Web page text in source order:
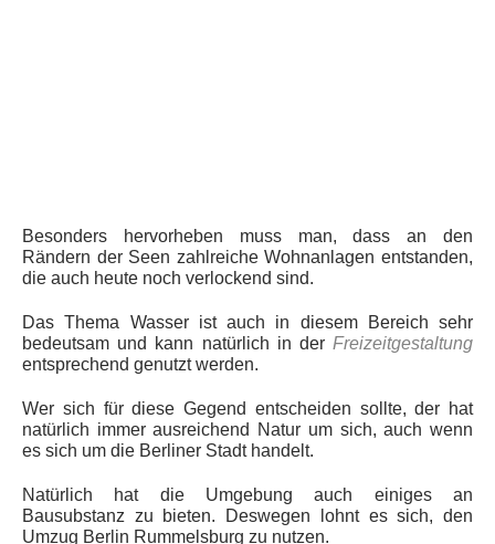
Besonders hervorheben muss man, dass an den
Rändern der Seen zahlreiche Wohnanlagen entstanden,
die auch heute noch verlockend sind.
Das Thema Wasser ist auch in diesem Bereich sehr
bedeutsam und kann natürlich in der Freizeitgestaltung
entsprechend genutzt werden.
Wer sich für diese Gegend entscheiden sollte, der hat
natürlich immer ausreichend Natur um sich, auch wenn
es sich um die Berliner Stadt handelt.
Natürlich hat die Umgebung auch einiges an
Bausubstanz zu bieten. Deswegen lohnt es sich, den
Umzug Berlin Rummelsburg zu nutzen.